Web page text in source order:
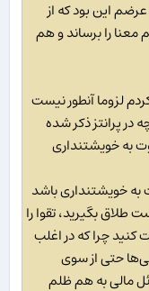
این بود که از
را برساند و هم
لزوما آنطور نیست
در پرانتز ذکر شده
به خویشتنداری
به خویشتنداری باشد
طلاق بگیرید، تقوا را
کنید چرا که در اغلب
حتی از سوی
مالی به هم ظلم